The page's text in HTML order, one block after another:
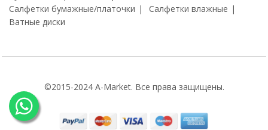
Салфетки бумажные/платочки
Салфетки влажные
Ватные диски
©2015-2024 A-Market. Все права защищены.